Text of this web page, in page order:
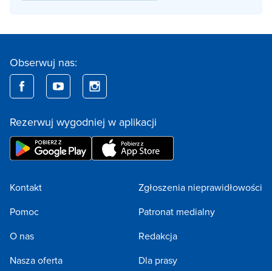
Obserwuj nas:
Rezerwuj wygodniej w aplikacji
Kontakt
Pomoc
O nas
Nasza oferta
Zgłoszenia nieprawidłowości
Patronat medialny
Redakcja
Dla prasy